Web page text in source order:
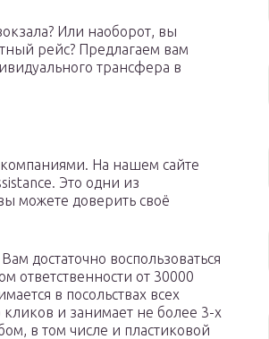
Или наоборот, вы
рейс? Предлагаем вам
трансфера в
На нашем сайте
Это одни из
можете доверить своё
достаточно воспользоваться
ответственности от 30000
в посольствах всех
и занимает не более 3-х
в том числе и пластиковой